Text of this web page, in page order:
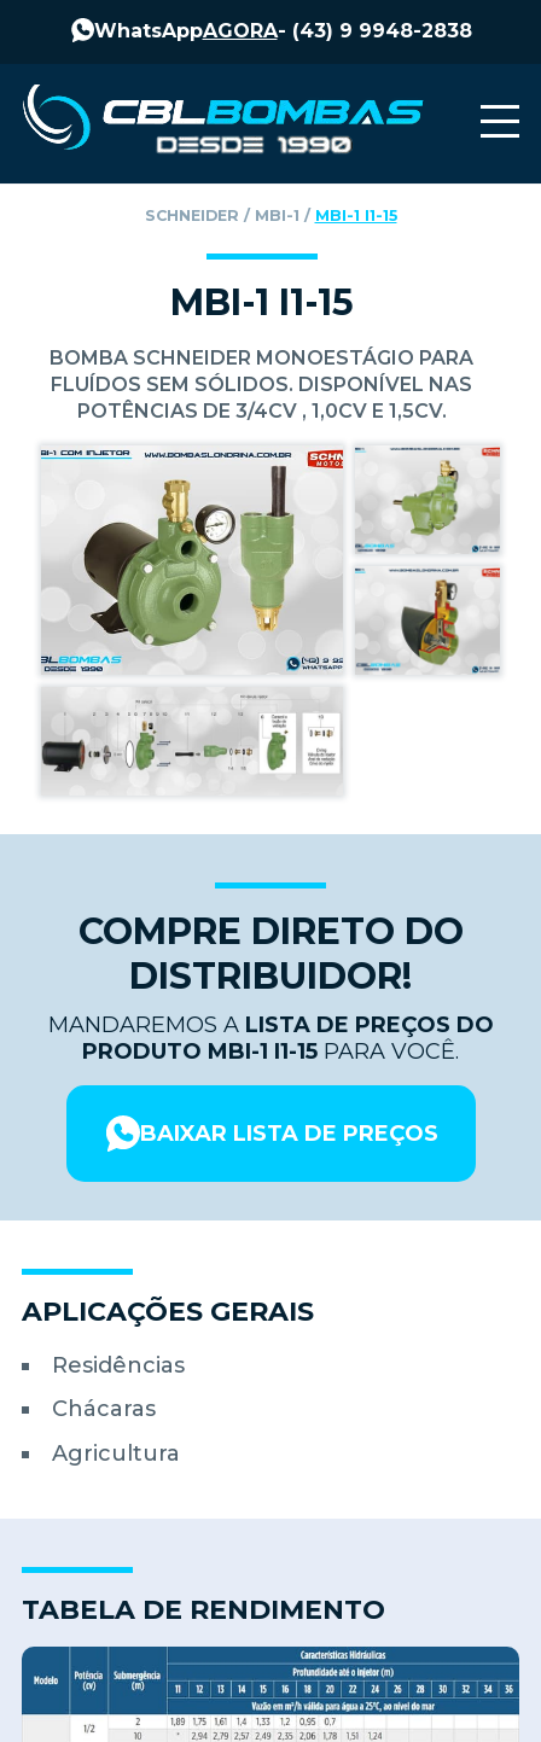
WhatsAppAGORA- (43) 9 9948-2838
SCHNEIDER ‎ / ‎ MBI-1 ‎ / ‎ MBI-1 I1-15
MBI-1 I1-15
BOMBA SCHNEIDER MONOESTÁGIO PARA
FLUÍDOS SEM SÓLIDOS. DISPONÍVEL NAS
POTÊNCIAS DE 3/4CV , 1,0CV E 1,5CV.
COMPRE DIRETO DO
DISTRIBUIDOR!
MANDAREMOS A LISTA DE PREÇOS DO
PRODUTO MBI-1 I1-15 PARA VOCÊ.
BAIXAR LISTA DE PREÇOS
APLICAÇÕES GERAIS
Residências
Chácaras
Agricultura
TABELA DE RENDIMENTO